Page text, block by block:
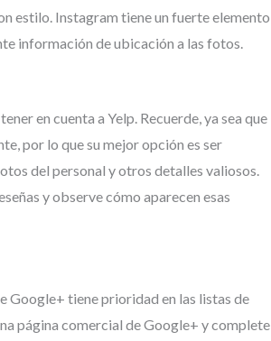
estilo. Instagram tiene un fuerte elemento
información de ubicación a las fotos.
en cuenta a Yelp. Recuerde, ya sea que
por lo que su mejor opción es ser
del personal y otros detalles valiosos.
y observe cómo aparecen esas
Google+ tiene prioridad en las listas de
página comercial de Google+ y complete